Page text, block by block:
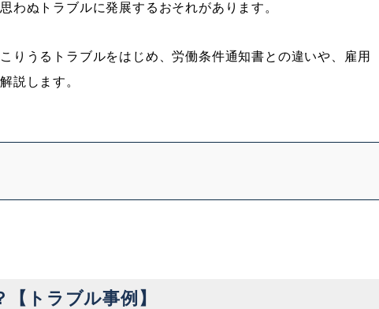
わぬトラブルに発展するおそれがあります。
りうるトラブルをはじめ、労働条件通知書との違いや、雇用
説します。
トラブル事例】